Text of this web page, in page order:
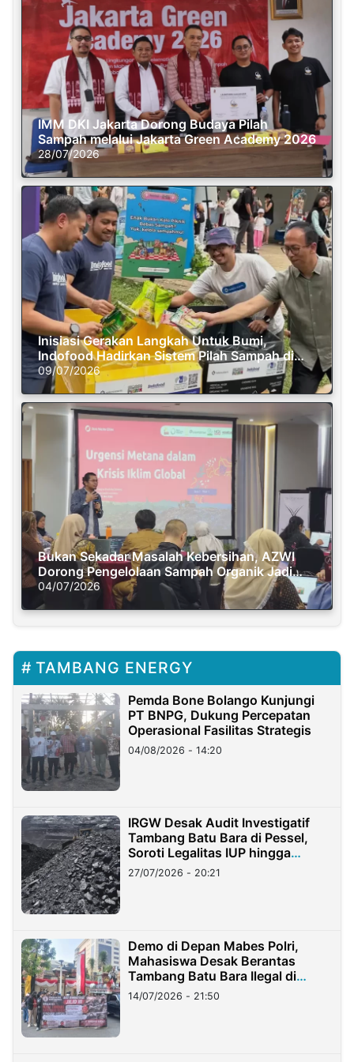
IMM DKI Jakarta Dorong Budaya Pilah
Sampah melalui Jakarta Green Academy 2026
28/07/2026
Inisiasi Gerakan Langkah Untuk Bumi,
Indofood Hadirkan Sistem Pilah Sampah di
Semasa Piknik
09/07/2026
Bukan Sekadar Masalah Kebersihan, AZWI
Dorong Pengelolaan Sampah Organik Jadi
Solusi Krisis Iklim
04/07/2026
TAMBANG ENERGY
Pemda Bone Bolango Kunjungi
PT BNPG, Dukung Percepatan
Operasional Fasilitas Strategis
04/08/2026 - 14:20
IRGW Desak Audit Investigatif
Tambang Batu Bara di Pessel,
Soroti Legalitas IUP hingga
Stockpile
27/07/2026 - 20:21
Demo di Depan Mabes Polri,
Mahasiswa Desak Berantas
Tambang Batu Bara Ilegal di
Lampung
14/07/2026 - 21:50